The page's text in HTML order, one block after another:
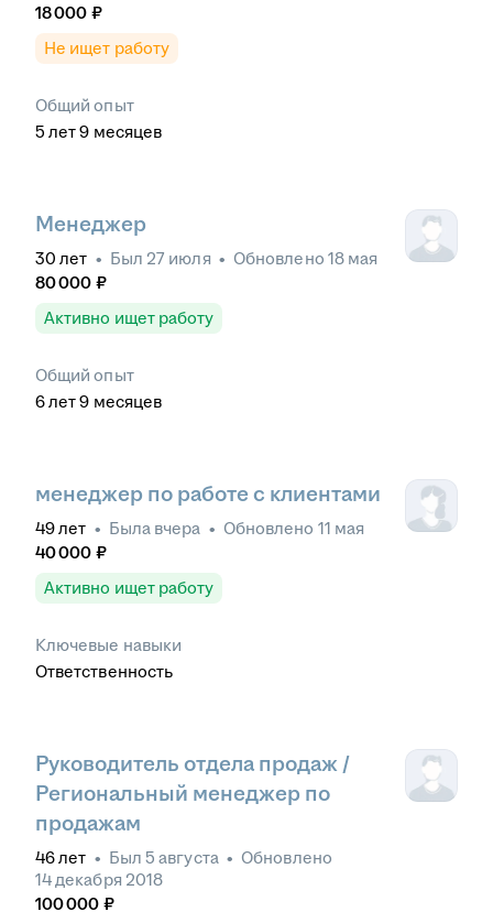
18 000 ₽
Не ищет работу
Общий опыт
5 лет 9 месяцев
Менеджер
30 лет • Был 27 июля • Обновлено 18 мая
80 000 ₽
Активно ищет работу
Общий опыт
6лет 9 месяцев
менеджер по работе с клиентами
49лет • Была вчера • Обновлено 11 мая
40 000 ₽
Активно ищет работу
Ключевые навыки
Ответственность
Руководитель отдела продаж /
Региональный менеджер по
продажам
46лет • Был 5 августа • Обновлено
14 декабря 2018
100 000 ₽